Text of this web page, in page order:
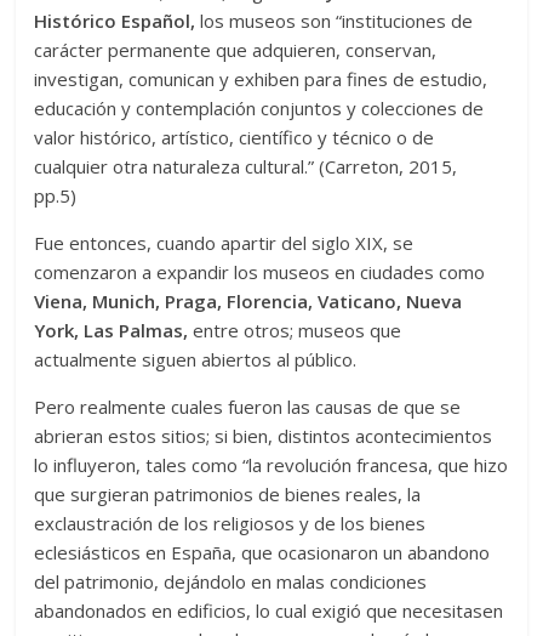
Histórico Español,los museos son “instituciones de
carácter permanente que adquieren, conservan,
investigan, comunican y exhiben para fines de estudio,
educación y contemplación conjuntos y colecciones de
valor histórico, artístico, científico y técnico o de
cualquier otra naturaleza cultural.” (Carreton, 2015,
pp.5)
Fue entonces, cuando apartir del siglo XIX, se
comenzaron a expandir los museos en ciudades como
Viena, Munich, Praga, Florencia, Vaticano, Nueva
York, Las Palmas,entre otros; museos que
actualmente siguen abiertos al público.
Pero realmente cuales fueron las causas de que se
abrieran estos sitios; si bien, distintos acontecimientos
lo influyeron, tales como “la revolución francesa, que hizo
que surgieran patrimonios de bienes reales, la
exclaustración de los religiosos y de los bienes
eclesiásticos en España, que ocasionaron un abandono
del patrimonio, dejándolo en malas condiciones
abandonados en edificios, lo cual exigió que necesitasen